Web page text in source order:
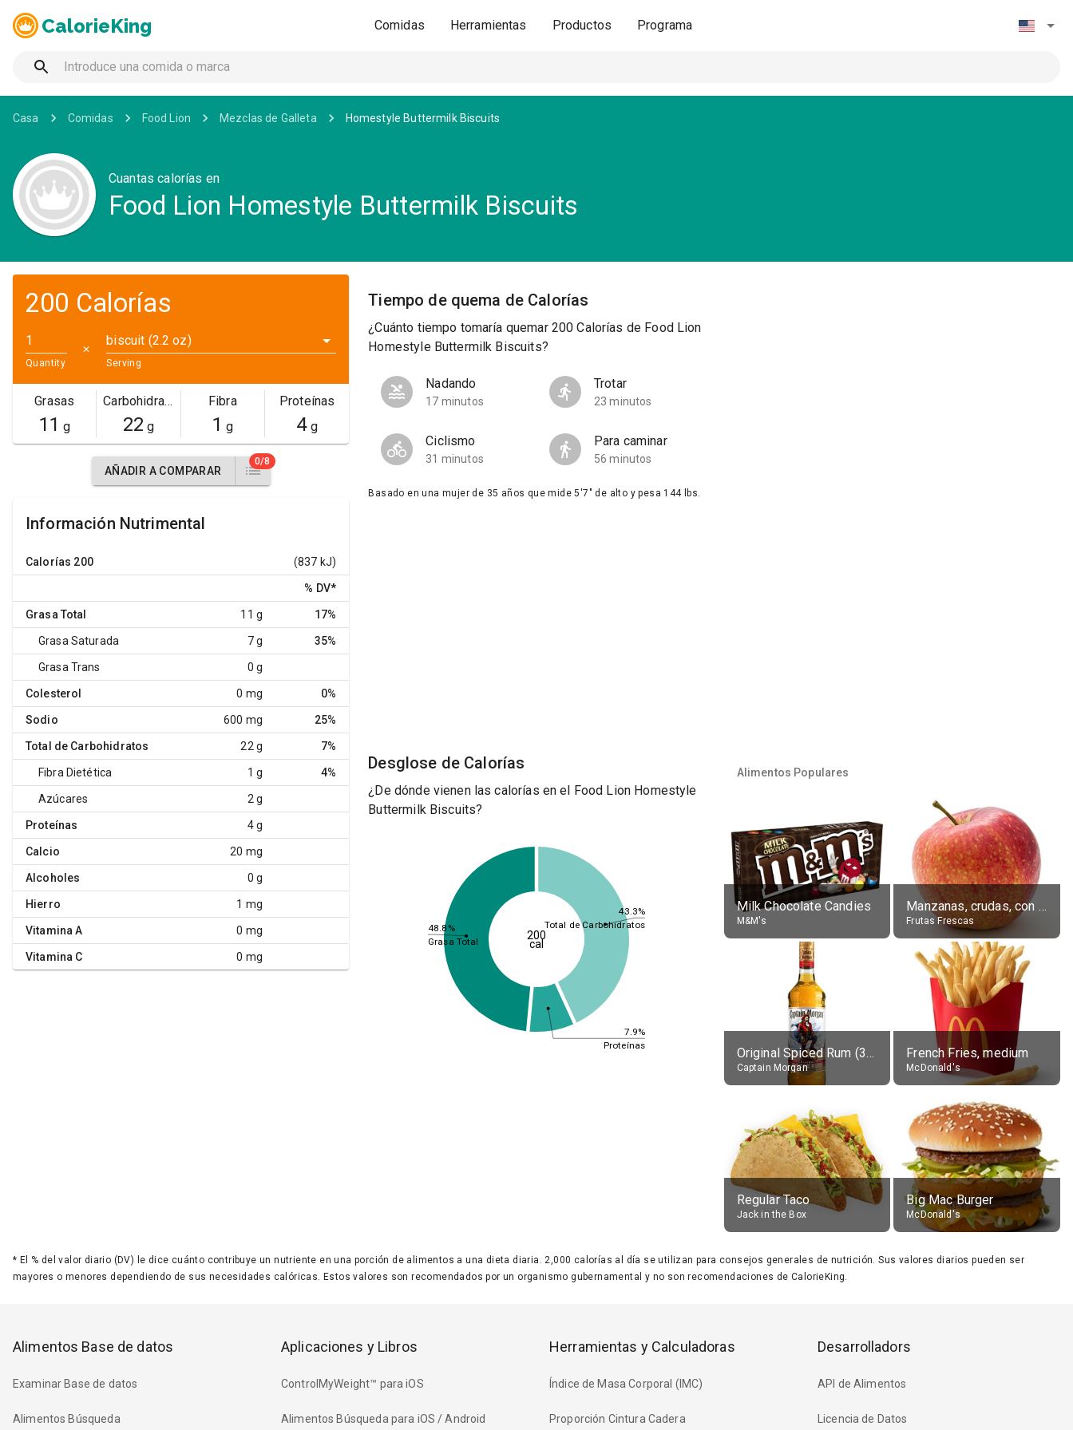
CalorieKing Comidas Herramientas Productos Programa
Casa Comidas Food Lion Mezclas de Galleta Homestyle Buttermilk Biscuits
Cuantas calorías en
Food Lion Homestyle Buttermilk Biscuits
200 Calorías
Quantity
✕
biscuit (2.2 oz)
Serving
Grasas
11 g
Carbohidratos
22 g
Fibra
1 g
Proteínas
4g
AÑADIR A COMPARAR
0/8
Información Nutrimental
Calorías 200 (837 kJ)
% DV*
Grasa Total 11 g 17%
Grasa Saturada 7 g 35%
Grasa Trans 0 g
Colesterol 0 mg 0%
Sodio 600 mg 25%
Total de Carbohidratos 22 g 7%
Fibra Dietética 1 g 4%
Azúcares 2 g
Proteínas 4 g
Calcio 20 mg
Alcoholes 0 g
Hierro 1 mg
Vitamina A 0 mg
Vitamina C 0 mg
Tiempo de quema de Calorías
¿Cuánto tiempo tomaría quemar 200 Calorías de Food Lion
Homestyle Buttermilk Biscuits?
Nadando
17 minutos
Trotar
23 minutos
Ciclismo
31 minutos
Para caminar
56 minutos
Basado en una mujer de 35 años que mide 5'7" de alto y pesa 144 lbs.
Desglose de Calorías
¿De dónde vienen las calorías en el Food Lion Homestyle
Buttermilk Biscuits?
43.3%
7.9%
48.8% Total de Carbohidratos
Proteínas
Grasa Total
200
cal
Alimentos Populares
Milk Chocolate Candies
M&M's
Manzanas, crudas, con piel
Frutas Frescas
Original Spiced Rum (35% alc.)
Captain Morgan
French Fries, medium
McDonald's
Regular Taco
Jack in the Box
Big Mac Burger
McDonald's
* El % del valor diario (DV) le dice cuánto contribuye un nutriente en una porción de alimentos a una dieta diaria. 2,000 calorías al día se utilizan para consejos generales de nutrición. Sus valores diarios pueden ser
mayores o menores dependiendo de sus necesidades calóricas. Estos valores son recomendados por un organismo gubernamental y no son recomendaciones de CalorieKing.
Alimentos Base de datos
Examinar Base de datos
Alimentos Búsqueda
Aplicaciones y Libros
ControlMyWeight™ para iOS
Alimentos Búsqueda para iOS / Android
Herramientas y Calculadoras
Índice de Masa Corporal (IMC)
Proporción Cintura Cadera
Desarrolladors
API de Alimentos
Licencia de Datos